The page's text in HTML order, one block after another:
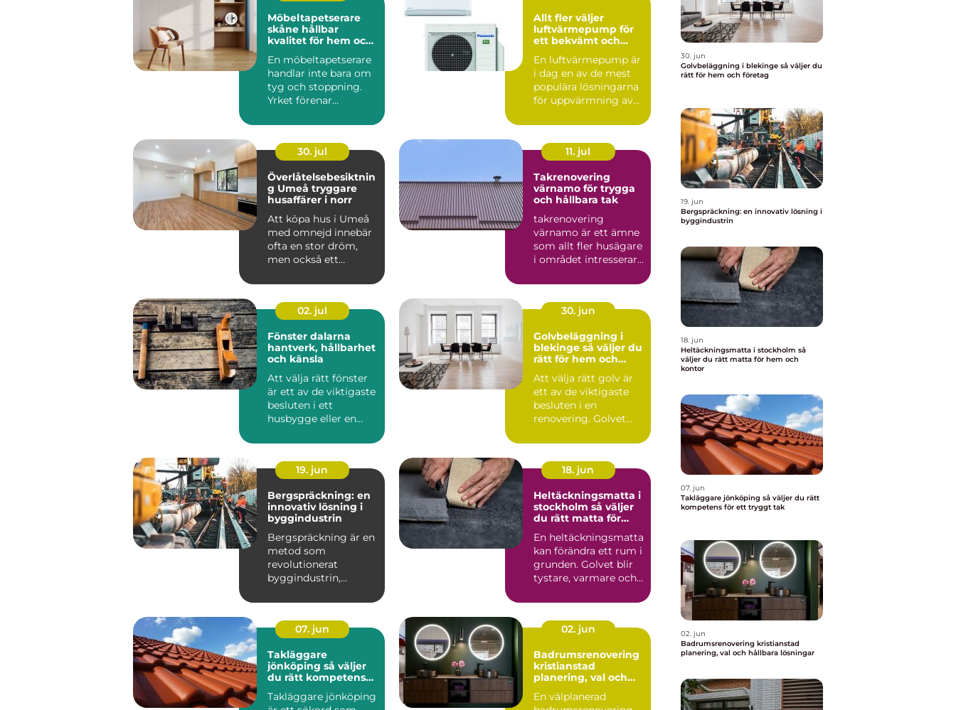
Möbeltapetserare
skåne hållbar
kvalitet för hem och
En möbeltapetserare
handlar inte bara om
tyg och stoppning.
Yrket förenar
och h...
Allt fler väljer
luftvärmepump för
ett bekvämt och
En luftvärmepump är
i dag en av de mest
populära lösningarna
för uppvärmning av
30. jul
Överlåtelsebesiktnin
g Umeå tryggare
husaffärer i norr
Att köpa hus i Umeå
med omnejd innebär
ofta en stor dröm,
men också ett
risktagande. Klim...
11. jul
Takrenovering
värnamo för trygga
och hållbara tak
takrenovering
värnamo är ett ämne
som allt fler husägare
i området intresserar
02. jul
Fönster dalarna
hantverk, hållbarhet
och känsla
Att välja rätt fönster
är ett av de viktigaste
besluten i ett
husbygge eller en
30. jun
Golvbeläggning i
blekinge så väljer du
rätt för hem och
Att välja rätt golv är
ett av de viktigaste
besluten i en
renovering. Golvet
kän...
19. jun
Bergspräckning: en
innovativ lösning i
byggindustrin
Bergspräckning är en
metod som
revolutionerat
byggindustrin,
18. jun
Heltäckningsmatta i
stockholm så väljer
du rätt matta för
En heltäckningsmatta
kan förändra ett rum i
grunden. Golvet blir
tystare, varmare och
07. jun
Takläggare
jönköping så väljer
du rätt kompetens
Takläggare jönköping
02. jun
Badrumsrenovering
kristianstad
planering, val och
En välplanerad
30. jun
Golvbeläggning i blekinge så väljer du
rätt för hem och företag
19. jun
Bergspräckning: en innovativ lösning i
byggindustrin
18. jun
Heltäckningsmatta i stockholm så
väljer du rätt matta för hem och
kontor
07. jun
Takläggare jönköping så väljer du rätt
kompetens för ett tryggt tak
02. jun
Badrumsrenovering kristianstad
planering, val och hållbara lösningar